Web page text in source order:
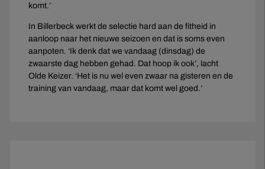
komt.’
In Billerbeck werkt de selectie hard aan de fitheid in
aanloop naar het nieuwe seizoen en dat is soms even
aanpoten. ‘Ik denk dat we vandaag (dinsdag) de
zwaarste dag hebben gehad. Dat hoop ik ook’, lacht
Olde Keizer. ‘Het is nu wel even zwaar na gisteren en de
training van vandaag, maar dat komt wel goed.’